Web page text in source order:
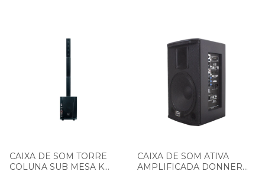
CAIXA DE SOM TORRE
COLUNA SUB MESA K
CAIXA DE SOM ATIVA
AMPLIFICADA DONNER